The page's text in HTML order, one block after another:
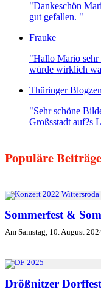
"Dankeschön
gut gefallen. "
Frauke
"Hallo Mario sehr
würde wirklich
Thüringer
"Sehr schöne
Großsstadt auf?s
Populäre Beiträge
Sommerfest &
Am Samstag, 10. August
Drößnitzer